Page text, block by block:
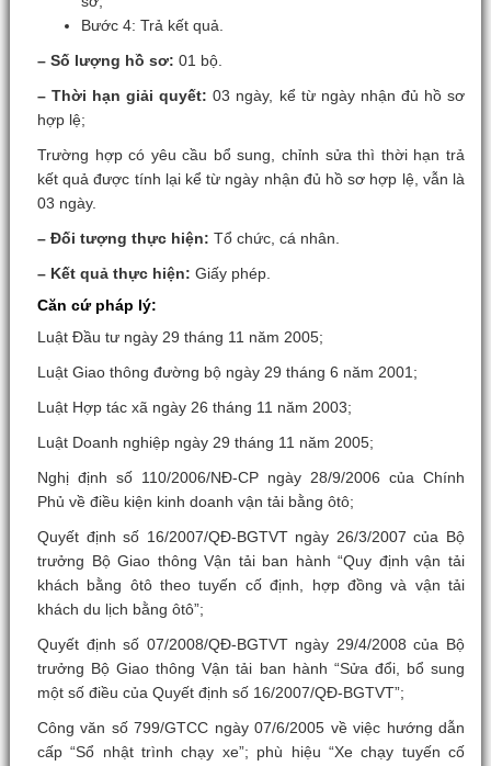
Bước 4: Trả kết quả.
– Số lượng hồ sơ: 01 bộ.
– Thời hạn giải quyết:03 ngày, kể từ ngày nhận đủ hồ sơ
hợp lệ;
Trường hợp có yêu cầu bổ sung, chỉnh sửa thì thời hạn trả
kết quả được tính lại kể từ ngày nhận đủ hồ sơ hợp lệ, vẫn là
03 ngày.
– Đối tượng thực hiện: Tổ chức, cá nhân.
– Kết quả thực hiện: Giấy phép.
Căn cứ pháp lý:
Luật Đầu tư ngày 29 tháng 11 năm 2005;
Luật Giao thông đường bộ ngày 29 tháng 6 năm 2001;
Luật Hợp tác xã ngày 26 tháng 11 năm 2003;
Luật Doanh nghiệp ngày 29 tháng 11 năm 2005;
Nghị định số 110/2006/NĐ-CP ngày 28/9/2006 của Chính
Phủ về điều kiện kinh doanh vận tải bằng ôtô;
Quyết định số 16/2007/QĐ-BGTVT ngày 26/3/2007 của Bộ
trưởng Bộ Giao thông Vận tải ban hành “Quy định vận tải
khách bằng ôtô theo tuyến cố định, hợp đồng và vận tải
khách du lịch bằng ôtô”;
Quyết định số 07/2008/QĐ-BGTVT ngày 29/4/2008 của Bộ
trưởng Bộ Giao thông Vận tải ban hành “Sửa đổi, bổ sung
một số điều của Quyết định số 16/2007/QĐ-BGTVT”;
Công văn số 799/GTCC ngày 07/6/2005 về việc hướng dẫn
cấp “Sổ nhật trình chạy xe”; phù hiệu “Xe chạy tuyến cố